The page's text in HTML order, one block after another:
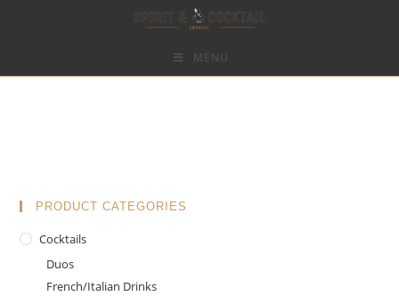
MENU
PRODUCT CATEGORIES
Cocktails
Duos
French/Italian Drinks